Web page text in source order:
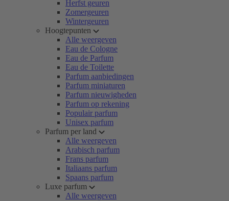
Herfst geuren
Zomergeuren
Wintergeuren
Hoogtepunten
Alle weergeven
Eau de Cologne
Eau de Parfum
Eau de Toilette
Parfum aanbiedingen
Parfum miniaturen
Parfum nieuwigheden
Parfum op rekening
Populair parfum
Unisex parfum
Parfum per land
Alle weergeven
Arabisch parfum
Frans parfum
Italiaans parfum
Spaans parfum
Luxe parfum
Alle weergeven